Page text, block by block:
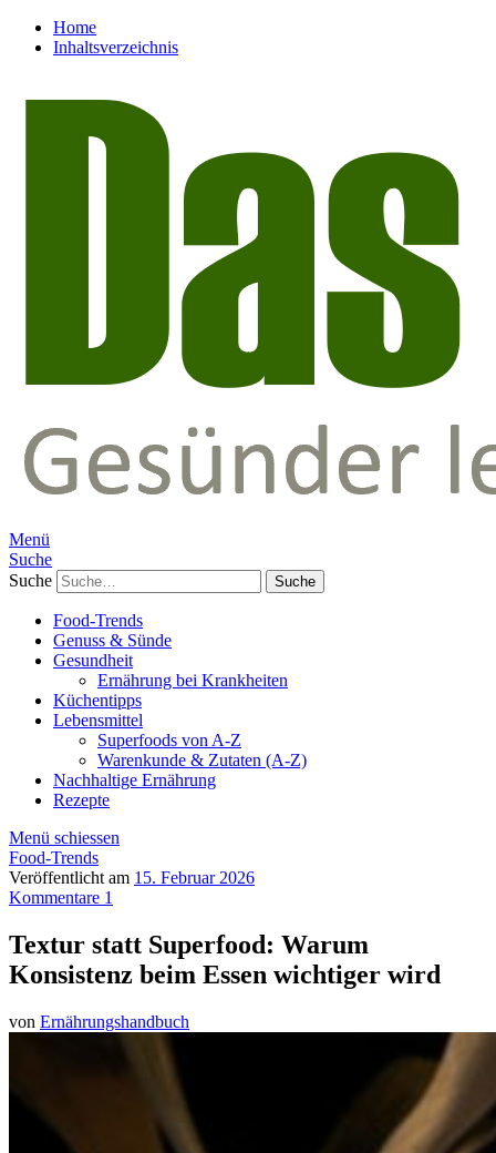
Home
Inhaltsverzeichnis
Menü
Suche
Suche
Food-Trends
Genuss & Sünde
Gesundheit
Ernährung bei Krankheiten
Küchentipps
Lebensmittel
Superfoods von A-Z
Warenkunde & Zutaten (A-Z)
Nachhaltige Ernährung
Rezepte
Menü schiessen
Food-Trends
Veröffentlicht am 15. Februar 2026
Kommentare 1
Textur statt Superfood: Warum
Konsistenz beim Essen wichtiger wird
von Ernährungshandbuch